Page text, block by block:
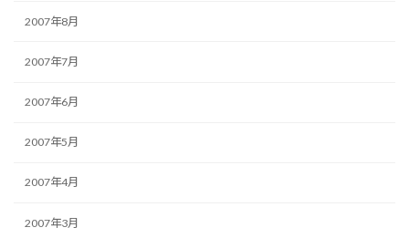
2007年8月
2007年7月
2007年6月
2007年5月
2007年4月
2007年3月